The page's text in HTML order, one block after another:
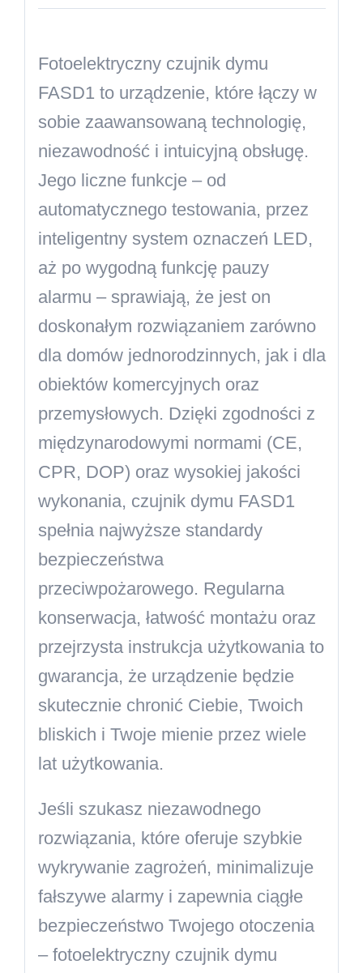
Fotoelektryczny czujnik dymu
FASD1 to urządzenie, które łączy w
sobie zaawansowaną technologię,
niezawodność i intuicyjną obsługę.
Jego liczne funkcje – od
automatycznego testowania, przez
inteligentny system oznaczeń LED,
aż po wygodną funkcję pauzy
alarmu – sprawiają, że jest on
doskonałym rozwiązaniem zarówno
dla domów jednorodzinnych, jak i dla
obiektów komercyjnych oraz
przemysłowych. Dzięki zgodności z
międzynarodowymi normami (CE,
CPR, DOP) oraz wysokiej jakości
wykonania, czujnik dymu FASD1
spełnia najwyższe standardy
bezpieczeństwa
przeciwpożarowego. Regularna
konserwacja, łatwość montażu oraz
przejrzysta instrukcja użytkowania to
gwarancja, że urządzenie będzie
skutecznie chronić Ciebie, Twoich
bliskich i Twoje mienie przez wiele
lat użytkowania.
Jeśli szukasz niezawodnego
rozwiązania, które oferuje szybkie
wykrywanie zagrożeń, minimalizuje
fałszywe alarmy i zapewnia ciągłe
bezpieczeństwo Twojego otoczenia
– fotoelektryczny czujnik dymu